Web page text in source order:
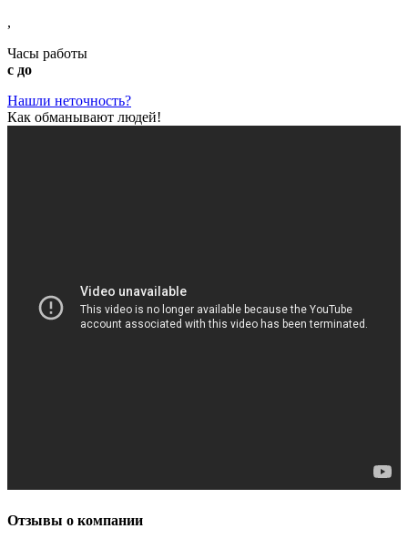
,
Часы работы
с до
Нашли неточность?
Как обманывают людей!
Отзывы о компании